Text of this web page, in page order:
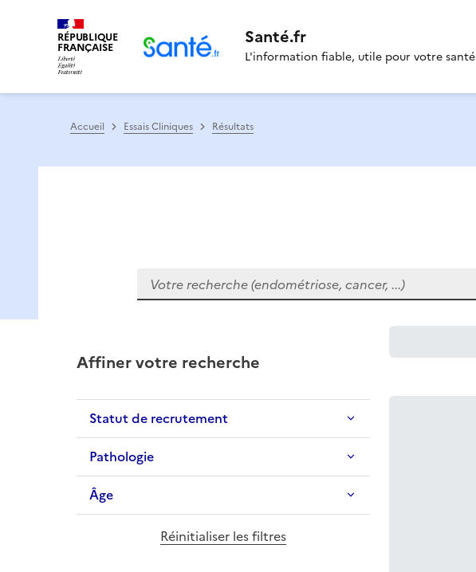
RÉPUBLIQUE
FRANÇAISE Santé.fr
L'information fiable, utile pour votre santé
Accueil Essais Cliniques Résultats
Votre recherche (endométriose, cancer, ...)
Affiner votre recherche
Statut de recrutement
Pathologie
Âge
Réinitialiser les filtres